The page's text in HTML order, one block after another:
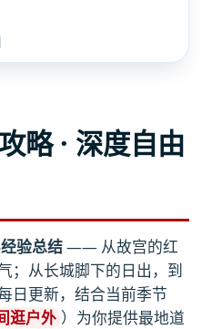
略 · 深度自由
验总结—— 从故宫的红
；从长城脚下的日出，到
日更新，结合当前季节
逛户外 ）为你提供最地道